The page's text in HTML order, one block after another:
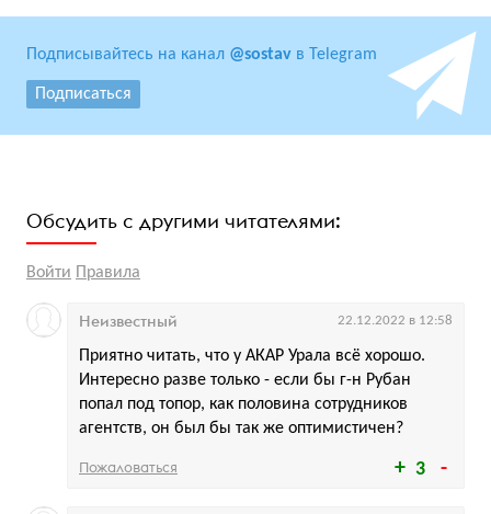
Подписывайтесь на канал @sostav в Telegram
Подписаться
Обсудить с другими читателями:
Войти Правила
3
Приятно читать, что у АКАР Урала всё хорошо.
Интересно разве только - если бы г-н Рубан
попал под топор, как половина сотрудников
агентств, он был бы так же оптимистичен?
Неизвестный 22.12.2022 в 12:58
Пожаловаться